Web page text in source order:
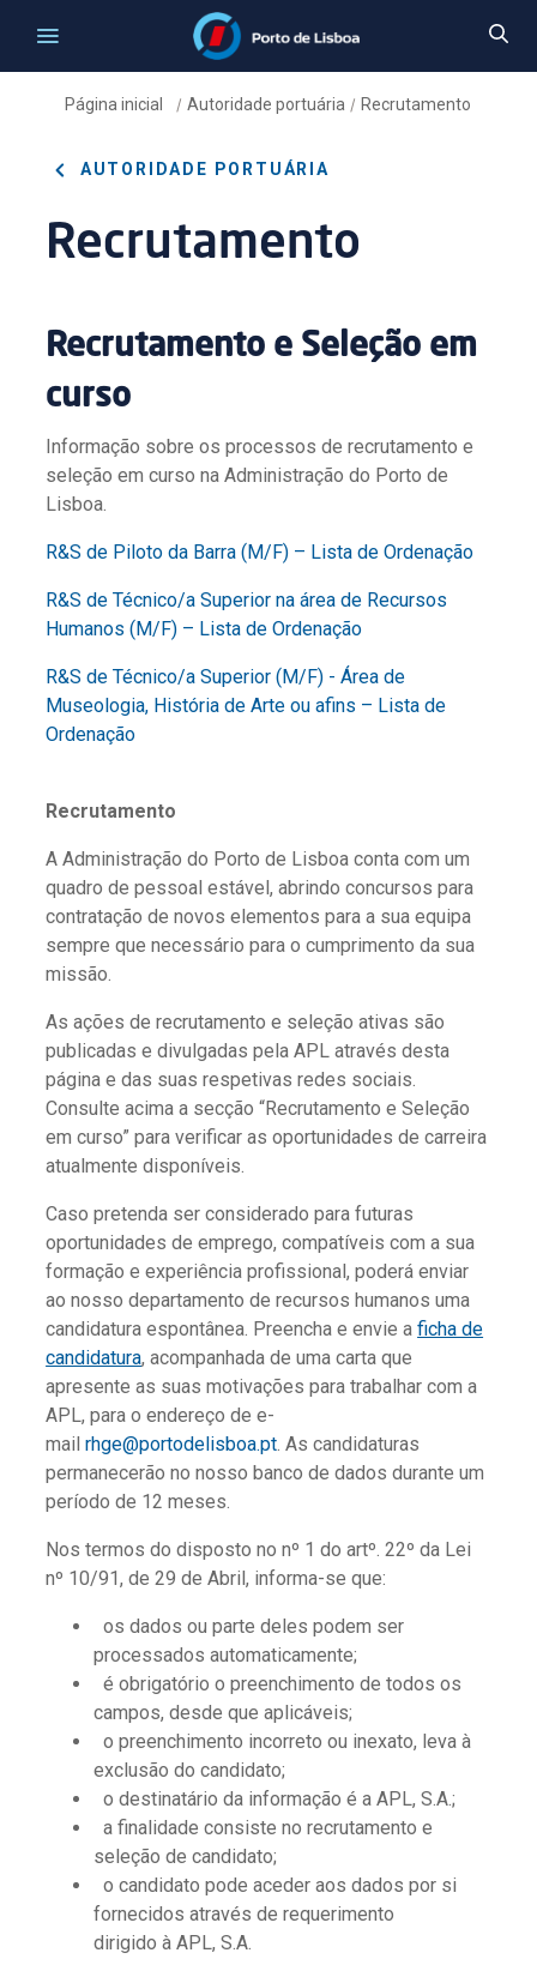
Página inicial /Autoridade portuária / Recrutamento
AUTORIDADE PORTUÁRIA
Recrutamento
Recrutamento e Seleção em
curso
Informação sobre os processos de recrutamento e
seleção em curso na Administração do Porto de
Lisboa.
R&S de Piloto da Barra (M/F) – Lista de Ordenação
R&S de Técnico/a Superior na área de Recursos
Humanos (M/F) – Lista de Ordenação
R&S de Técnico/a Superior (M/F) - Área de
Museologia, História de Arte ou afins – Lista de
Ordenação
Recrutamento
A Administração do Porto de Lisboa conta com um
quadro de pessoal estável, abrindo concursos para
contratação de novos elementos para a sua equipa
sempre que necessário para o cumprimento da sua
missão.
As ações de recrutamento e seleção ativas são
publicadas e divulgadas pela APL através desta
página e das suas respetivas redes sociais.
Consulte acima a secção “Recrutamento e Seleção
em curso” para verificar as oportunidades de carreira
atualmente disponíveis.
Caso pretenda ser considerado para futuras
oportunidades de emprego, compatíveis com a sua
formação e experiência profissional, poderá enviar
ao nosso departamento de recursos humanos uma
candidatura espontânea. Preencha e envie aficha de
candidatura, acompanhada de uma carta que
apresente as suas motivações para trabalhar com a
APL, para o endereço de e-
mailrhge@portodelisboa.pt . As candidaturas
permanecerão no nosso banco de dados durante um
período de 12 meses.
Nos termos do disposto no nº 1 do artº. 22º da Lei
nº 10/91, de 29 de Abril, informa-se que:
os dados ou parte deles podem ser
processados automaticamente;
é obrigatório o preenchimento de todos os
campos, desde que aplicáveis;
o preenchimento incorreto ou inexato, leva à
exclusão do candidato;
o destinatário da informação é a APL, S.A.;
a finalidade consiste no recrutamento e
seleção de candidato;
o candidato pode aceder aos dados por si
fornecidos através de requerimento
dirigido à APL, S.A.